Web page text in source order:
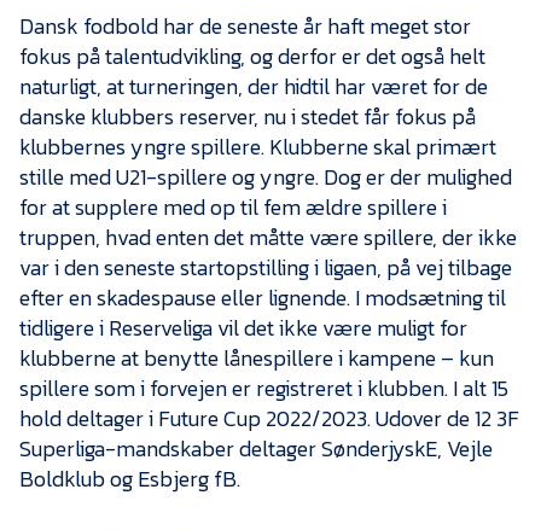
Job i EfB
Presse
Dansk fodbold har de seneste år haft meget stor
fokus på talentudvikling, og derfor er det også helt
naturligt, at turneringen, der hidtil har været for de
danske klubbers reserver, nu i stedet får fokus på
klubbernes yngre spillere. Klubberne skal primært
stille med U21-spillere og yngre. Dog er der mulighed
for at supplere med op til fem ældre spillere i
truppen, hvad enten det måtte være spillere, der ikke
var i den seneste startopstilling i ligaen, på vej tilbage
efter en skadespause eller lignende. I modsætning til
tidligere i Reserveliga vil det ikke være muligt for
klubberne at benytte lånespillere i kampene – kun
spillere som i forvejen er registreret i klubben. I alt 15
hold deltager i Future Cup 2022/2023. Udover de 12 3F
Superliga-mandskaber deltager SønderjyskE, Vejle
Boldklub og Esbjerg fB.